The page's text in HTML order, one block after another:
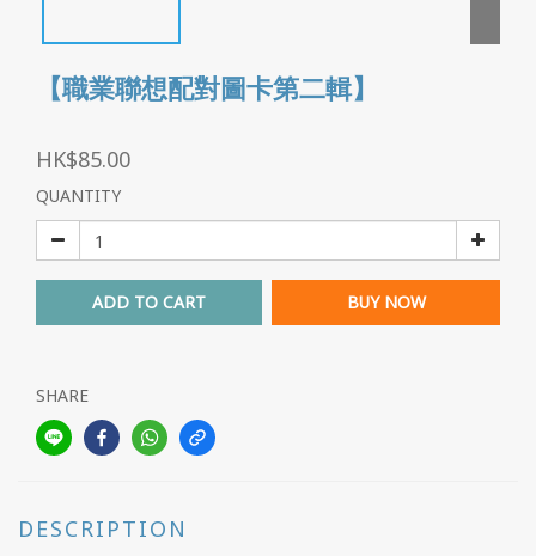
【職業聯想配對圖卡第二輯】
HK$85.00
QUANTITY
ADD TO CART BUY NOW
SHARE
DESCRIPTION